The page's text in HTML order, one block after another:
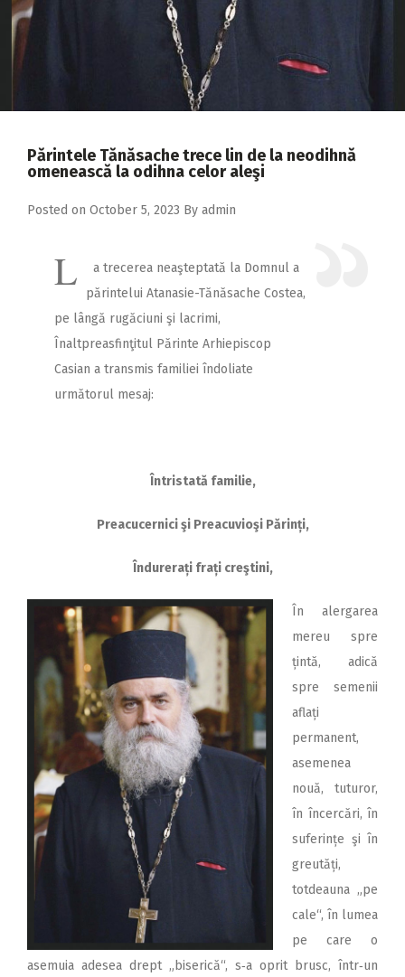
2018
2015
2013
2012
Părintele Tănăsache trece lin de la neodihnă
omenească la odihna celor aleşi
Posted on October 5, 2023 By admin
L
a trecerea neaşteptată la Domnul a
părintelui Atanasie-Tănăsache Costea,
pe lângă rugăciuni şi lacrimi,
Înaltpreasfinţitul Părinte Arhiepiscop
Casian a transmis familiei îndoliate
următorul mesaj:
Întristată familie,
Preacucernici şi Preacuvioşi Părinți,
Îndurerați frați creştini,
În alergarea
mereu spre
țintă, adică
spre semenii
aflați
permanent,
asemenea
nouă, tuturor,
în încercări, în
suferințe şi în
greutăți,
totdeauna „pe
cale“, în lumea
pe care o
asemuia adesea drept „biserică“, s‑a oprit brusc, într‑un